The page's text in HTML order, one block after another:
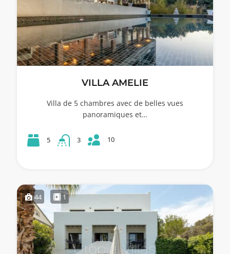
VILLA AMELIE
Villa de 5 chambres avec de belles vues
panoramiques et…
5 3 10
44 1